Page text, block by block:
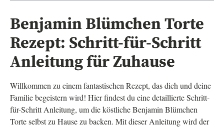
Benjamin Blümchen Torte
Rezept: Schritt-für-Schritt
Anleitung für Zuhause
Willkommen zu einem fantastischen Rezept, das dich und deine
Familie begeistern wird! Hier findest du eine detaillierte Schritt-
für-Schritt Anleitung, um die köstliche Benjamin Blümchen
Torte selbst zu Hause zu backen. Mit dieser Anleitung wird der